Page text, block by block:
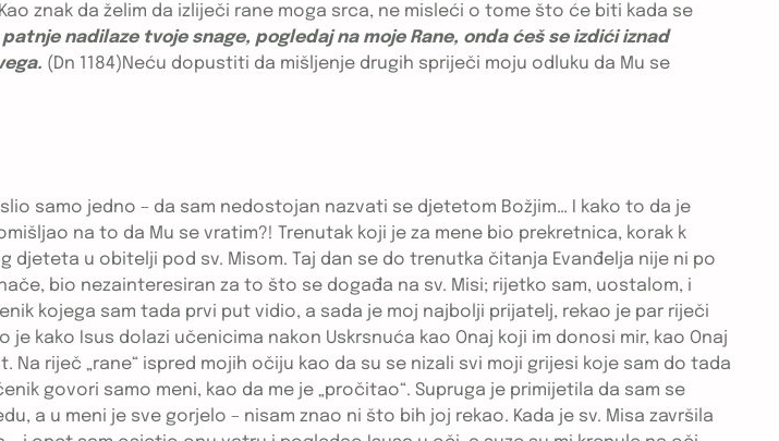
znak da želim da izliječi rane moga srca, ne misleći o tome što će biti kada se
nadilaze tvoje snage, pogledaj na moje Rane, onda ćeš se izdići iznad
(Dn 1184)Neću dopustiti da mišljenje drugih spriječi moju odluku da Mu se
samo jedno – da sam nedostojan nazvati se djetetom Božjim… I kako to da je
na to da Mu se vratim?! Trenutak koji je za mene bio prekretnica, korak k
djeteta u obitelji pod sv. Misom. Taj dan se do trenutka čitanja Evanđelja nije ni po
bio nezainteresiran za to što se događa na sv. Misi; rijetko sam, uostalom, i
kojega sam tada prvi put vidio, a sada je moj najbolji prijatelj, rekao je par riječi
kako Isus dolazi učenicima nakon Uskrsnuća kao Onaj koji im donosi mir, kao Onaj
riječ „rane“ ispred mojih očiju kao da su se nizali svi moji grijesi koje sam do tada
govori samo meni, kao da me je „pročitao“. Supruga je primijetila da sam se
a u meni je sve gorjelo – nisam znao ni što bih joj rekao. Kada je sv. Misa završila